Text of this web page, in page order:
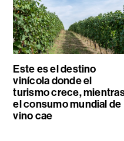
Este es el destino
vinícola donde el
turismo crece,
el consumo mundial de
vino cae